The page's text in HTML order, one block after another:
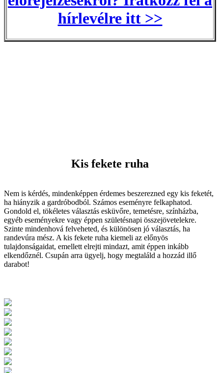
hírlevélre itt >>
Kis fekete ruha
Nem is kérdés, mindenképpen érdemes beszerezned egy kis feketét,
ha hiányzik a gardróbodból. Számos eseményre felkaphatod.
Gondold el, tökéletes választás esküvőre, temetésre, színházba,
egyéb eseményekre vagy éppen születésnapi összejövetelekre.
Szinte mindenhová felveheted, és különösen jó választás, ha
randevúra mész. A kis fekete ruha kiemeli az előnyös
tulajdonságaidat, emellett elrejti mindazt, amit éppen inkább
elkendőznél. Csupán arra ügyelj, hogy megtaláld a hozzád illő
darabot!